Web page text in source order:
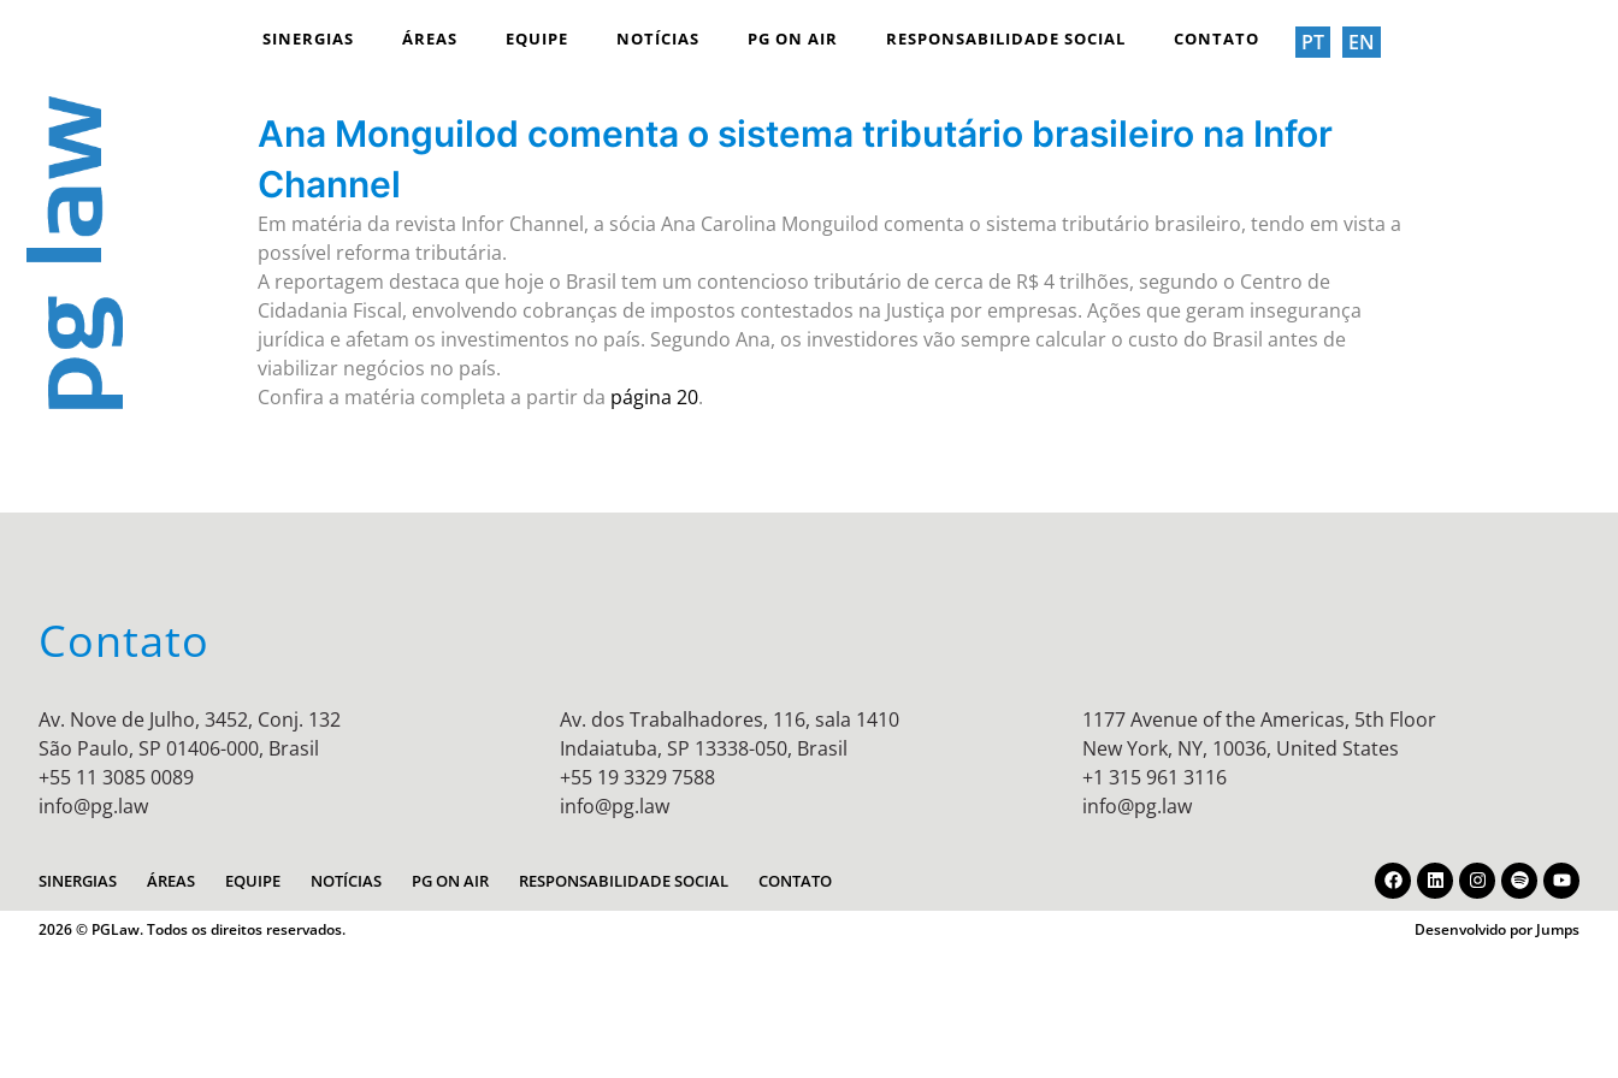
SINERGIAS ÁREAS EQUIPE NOTÍCIAS PG ON AIR RESPONSABILIDADE SOCIAL CONTATO PT EN
Ana Monguilod comenta o sistema tributário brasileiro na Infor
Channel
Em matéria da revista Infor Channel, a sócia Ana Carolina Monguilod comenta o sistema tributário brasileiro, tendo em vista a
possível reforma tributária.
A reportagem destaca que hoje o Brasil tem um contencioso tributário de cerca de R$ 4 trilhões, segundo o Centro de
Cidadania Fiscal, envolvendo cobranças de impostos contestados na Justiça por empresas. Ações que geram insegurança
jurídica e afetam os investimentos no país. Segundo Ana, os investidores vão sempre calcular o custo do Brasil antes de
viabilizar negócios no país.
Confira a matéria completa a partir da página 20.
Contato
Av. Nove de Julho, 3452, Conj. 132
São Paulo, SP 01406-000, Brasil
+55 11 3085 0089
info@pg.law
Av. dos Trabalhadores, 116, sala 1410
Indaiatuba, SP 13338-050, Brasil
+55 19 3329 7588
info@pg.law
1177 Avenue of the Americas, 5th Floor
New York, NY, 10036, United States
+1 315 961 3116
info@pg.law
SINERGIAS ÁREAS EQUIPE NOTÍCIAS PG ON AIR RESPONSABILIDADE SOCIAL CONTATO
2026 © PGLaw. Todos os direitos reservados. Desenvolvido por Jumps